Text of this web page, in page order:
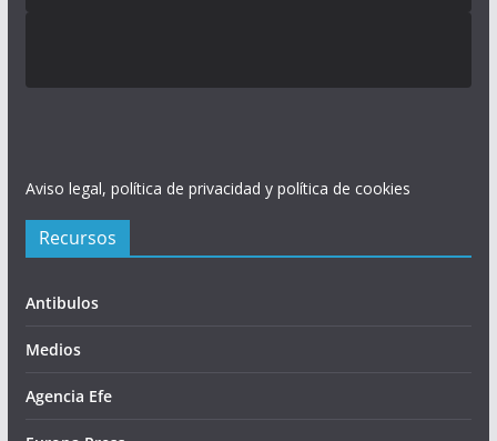
Aviso legal, política de privacidad y política de cookies
Recursos
Antibulos
Medios
Agencia Efe